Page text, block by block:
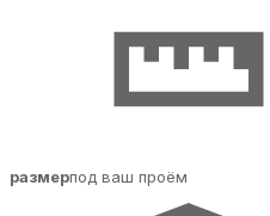
размерпод ваш проём